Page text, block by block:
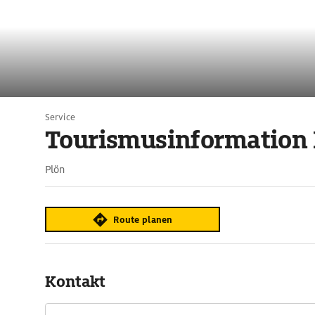
Service
Tourismusinformation
Plön
Route planen
Kontakt